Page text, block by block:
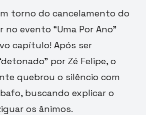
torno do cancelamento do
evento “Uma Por Ano”
capítulo! Após ser
por Zé Felipe, o
quebrou o silêncio com
buscando explicar o
os ânimos.